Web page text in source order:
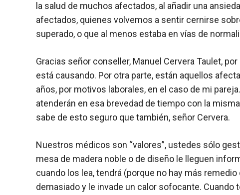
la salud de muchos afectados, al añadir una
afectados, quienes volvemos a sentir cernirse
superado, o que al menos estaba en vías de
Gracias señor conseller, Manuel Cervera Taulet,
está causando. Por otra parte, están aquellos
años, por motivos laborales, en el caso de mi
atenderán en esa brevedad de tiempo con la
sabe de esto seguro que también, señor Cervera.
Nuestros médicos son “valores”, ustedes sólo
mesa de madera noble o de diseño le lleguen
cuando los lea, tendrá (porque no hay más
demasiado y le invade un calor sofocante.